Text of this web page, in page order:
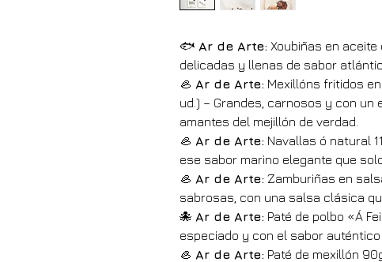
🐟 Ar de Arte: Xoubiñas en aceite
delicadas y llenas de sabor
🦪 Ar de Arte: Mexillóns fritidos en
ud.) – Grandes, carnosos y con un
amantes del mejillón de verdad.
🦪 Ar de Arte: Navallas ó natural
ese sabor marino elegante que
🦪 Ar de Arte: Zamburiñas en
sabrosas, con una salsa clásica
🐙 Ar de Arte: Paté de polbo «Á
especiado y con el sabor auténtico
🦪 Ar de Arte: Paté de mexillón